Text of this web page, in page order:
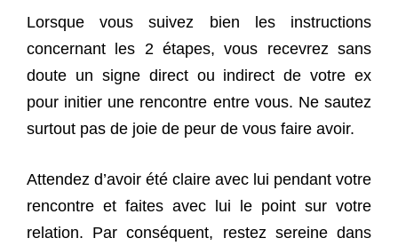
Lorsque vous suivez bien les instructions
concernant les 2 étapes, vous recevrez sans
doute un signe direct ou indirect de votre ex
pour initier une rencontre entre vous. Ne sautez
surtout pas de joie de peur de vous faire avoir.
Attendez d’avoir été claire avec lui pendant votre
rencontre et faites avec lui le point sur votre
relation. Par conséquent, restez sereine dans